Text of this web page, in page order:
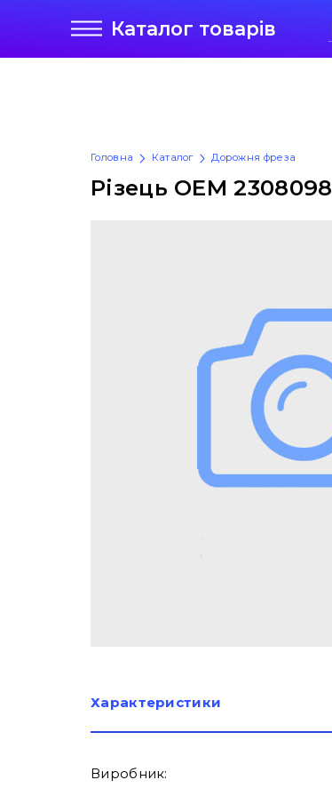
Каталог товарів
Головна Каталог Дорожня фреза
Різець OEM 2308098
Характеристики
Виробник: